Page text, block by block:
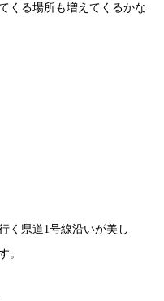
くる場所も増えてくるかな
く県道1号線沿いが美し
。